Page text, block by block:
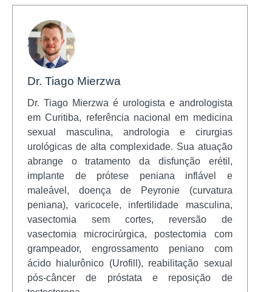
Dr. Tiago Mierzwa
Dr. Tiago Mierzwa é urologista e andrologista
em Curitiba, referência nacional em medicina
sexual masculina, andrologia e cirurgias
urológicas de alta complexidade. Sua atuação
abrange o tratamento da disfunção erétil,
implante de prótese peniana inflável e
maleável, doença de Peyronie (curvatura
peniana), varicocele, infertilidade masculina,
vasectomia sem cortes, reversão de
vasectomia microcirúrgica, postectomia com
grampeador, engrossamento peniano com
ácido hialurônico (Urofill), reabilitação sexual
pós-câncer de próstata e reposição de